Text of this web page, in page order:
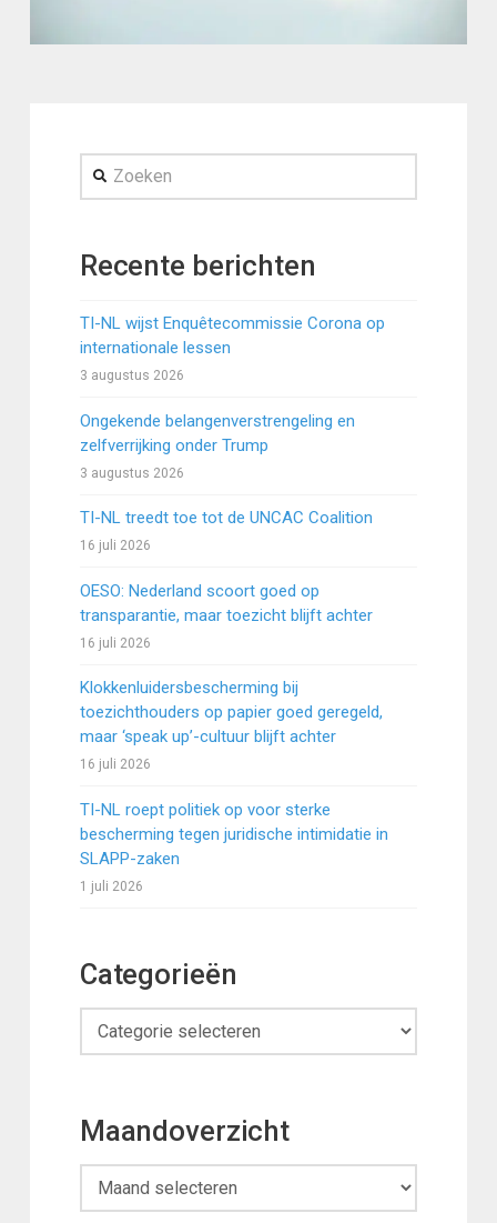
Zoeken
Recente berichten
TI-NL wijst Enquêtecommissie Corona op
internationale lessen
3 augustus 2026
Ongekende belangenverstrengeling en
zelfverrijking onder Trump
3 augustus 2026
TI-NL treedt toe tot de UNCAC Coalition
16 juli 2026
OESO: Nederland scoort goed op
transparantie, maar toezicht blijft achter
16 juli 2026
Klokkenluidersbescherming bij
toezichthouders op papier goed geregeld,
maar ‘speak up’-cultuur blijft achter
16 juli 2026
TI-NL roept politiek op voor sterke
bescherming tegen juridische intimidatie in
SLAPP-zaken
1 juli 2026
Categorieën
Categorieën
Maandoverzicht
Maandoverzicht